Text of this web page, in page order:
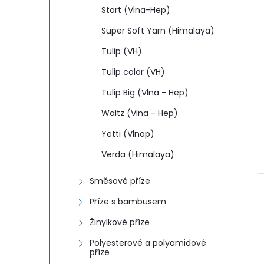
Start (Vlna-Hep)
Super Soft Yarn (Himalaya)
Tulip (VH)
Tulip color (VH)
Tulip Big (Vlna - Hep)
Waltz (Vlna - Hep)
Yetti (Vlnap)
Verda (Himalaya)
Směsové příze
Příze s bambusem
Žinylkové příze
Polyesterové a polyamidové
příze